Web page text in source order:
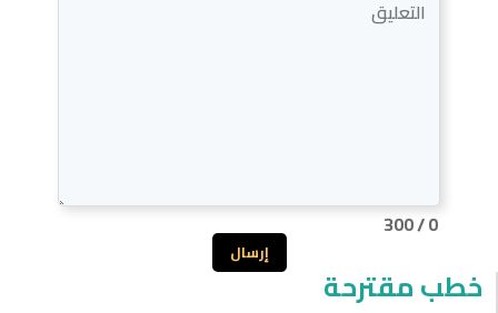
إرسال
0
/
300
خطب مقترحة